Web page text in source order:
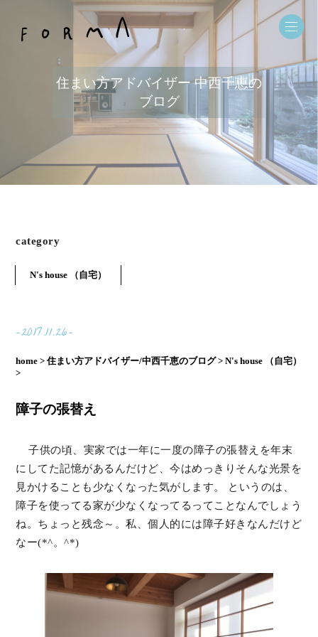
住まい方アドバイザー 中西千恵の
ブログ
category
N's house （自宅）
-2017.11.26-
home > 住まい方アドバイザー/中西千恵のブログ > N's house （自宅）
>
障子の張替え
子供の頃、実家では一年に一度の障子の張替えを年末
にしてた記憶があるんだけど、今はめっきりそんな光景を
見かけることも少なくなった気がします。 というのは、
障子を使ってる家が少なくなってるってことなんでしょう
ね。ちょっと残念～。私、個人的には障子好きなんだけど
なー(*^。^*)